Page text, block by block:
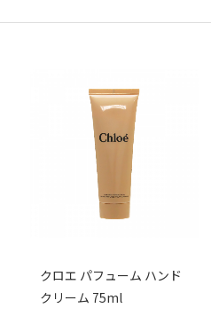
クロエ パフューム ハンド
クリーム 75ml